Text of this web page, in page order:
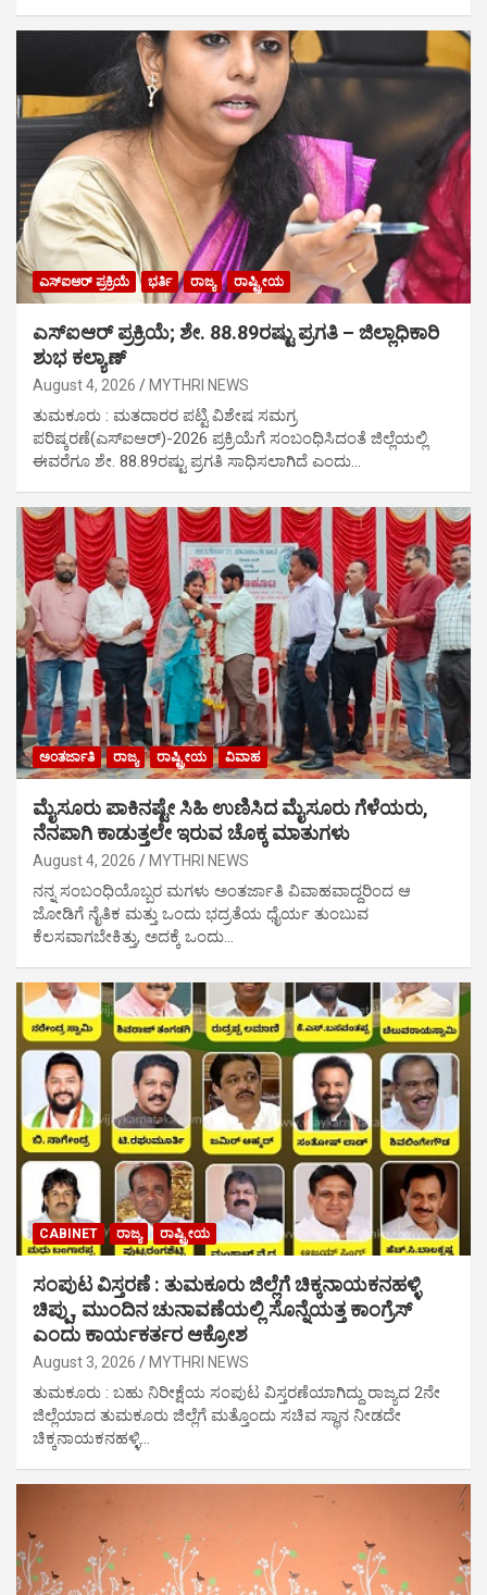
ಎಸ್‍ಐಆರ್ ಪ್ರಕ್ರಿಯೆ ಭರ್ತಿ ರಾಜ್ಯ ರಾಷ್ಟ್ರೀಯ
ಎಸ್‍ಐಆರ್ ಪ್ರಕ್ರಿಯೆ; ಶೇ. 88.89ರಷ್ಟು ಪ್ರಗತಿ – ಜಿಲ್ಲಾಧಿಕಾರಿ
ಶುಭ ಕಲ್ಯಾಣ್
August 4, 2026 MYTHRI NEWS
ತುಮಕೂರು : ಮತದಾರರ ಪಟ್ಟಿ ವಿಶೇಷ ಸಮಗ್ರ
ಪರಿಷ್ಕರಣೆ(ಎಸ್‍ಐಆರ್)-2026 ಪ್ರಕ್ರಿಯೆಗೆ ಸಂಬಂಧಿಸಿದಂತೆ ಜಿಲ್ಲೆಯಲ್ಲಿ
ಈವರೆಗೂ ಶೇ. 88.89ರಷ್ಟು ಪ್ರಗತಿ ಸಾಧಿಸಲಾಗಿದೆ ಎಂದು…
ಅಂತರ್ಜಾತಿ ರಾಜ್ಯ ರಾಷ್ಟ್ರೀಯ ವಿವಾಹ
ಮೈಸೂರು ಪಾಕಿನಷ್ಟೇ ಸಿಹಿ ಉಣಿಸಿದ ಮೈಸೂರು ಗೆಳೆಯರು,
ನೆನಪಾಗಿ ಕಾಡುತ್ತಲೇ ಇರುವ ಚೊಕ್ಕ ಮಾತುಗಳು
August 4, 2026 MYTHRI NEWS
ನನ್ನ ಸಂಬಂಧಿಯೊಬ್ಬರ ಮಗಳು ಅಂತರ್ಜಾತಿ ವಿವಾಹವಾದ್ದರಿಂದ ಆ
ಜೋಡಿಗೆ ನೈತಿಕ ಮತ್ತು ಒಂದು ಭದ್ರತೆಯ ಧೈರ್ಯ ತುಂಬುವ
ಕೆಲಸವಾಗಬೇಕಿತ್ತು, ಅದಕ್ಕೆ ಒಂದು…
CABINET ರಾಜ್ಯ ರಾಷ್ಟ್ರೀಯ
ಸಂಪುಟ ವಿಸ್ತರಣೆ : ತುಮಕೂರು ಜಿಲ್ಲೆಗೆ ಚಿಕ್ಕನಾಯಕನಹಳ್ಳಿ
ಚಿಪ್ಪು, ಮುಂದಿನ ಚುನಾವಣೆಯಲ್ಲಿ ಸೊನ್ನೆಯತ್ತ ಕಾಂಗ್ರೆಸ್
ಎಂದು ಕಾರ್ಯಕರ್ತರ ಆಕ್ರೋಶ
August 3, 2026 MYTHRI NEWS
ತುಮಕೂರು : ಬಹು ನಿರೀಕ್ಷೆಯ ಸಂಪುಟ ವಿಸ್ತರಣೆಯಾಗಿದ್ದು ರಾಜ್ಯದ 2ನೇ
ಜಿಲ್ಲೆಯಾದ ತುಮಕೂರು ಜಿಲ್ಲೆಗೆ ಮತ್ತೊಂದು ಸಚಿವ ಸ್ಥಾನ ನೀಡದೇ
ಚಿಕ್ಕನಾಯಕನಹಳ್ಳಿ…